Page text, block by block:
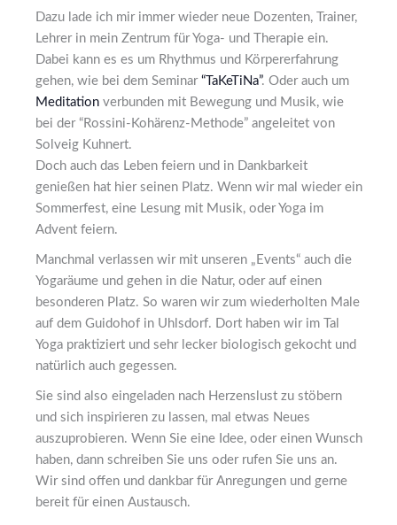
Dazu lade ich mir immer wieder neue Dozenten, Trainer,
Lehrer in mein Zentrum für Yoga- und Therapie ein.
Dabei kann es es um Rhythmus und Körpererfahrung
gehen, wie bei dem Seminar “TaKeTiNa”. Oder auch um
Meditationverbunden mit Bewegung und Musik, wie
bei der “Rossini-Kohärenz-Methode” angeleitet von
Solveig Kuhnert.
Doch auch das Leben feiern und in Dankbarkeit
genießen hat hier seinen Platz. Wenn wir mal wieder ein
Sommerfest, eine Lesung mit Musik, oder Yoga im
Advent feiern.
Manchmal verlassen wir mit unseren „Events“ auch die
Yogaräume und gehen in die Natur, oder auf einen
besonderen Platz. So waren wir zum wiederholten Male
auf dem Guidohof in Uhlsdorf. Dort haben wir im Tal
Yoga praktiziert und sehr lecker biologisch gekocht und
natürlich auch gegessen.
Sie sind also eingeladen nach Herzenslust zu stöbern
und sich inspirieren zu lassen, mal etwas Neues
auszuprobieren. Wenn Sie eine Idee, oder einen Wunsch
haben, dann schreiben Sie uns oder rufen Sie uns an.
Wir sind offen und dankbar für Anregungen und gerne
bereit für einen Austausch.